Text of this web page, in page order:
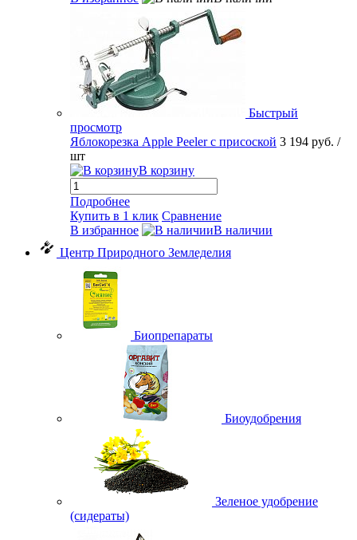
Быстрый
просмотр
Яблокорезка Apple Peeler с присоской 3 194 руб. /
шт
В корзину
Подробнее
Купить в 1 клик Сравнение
В избранное
В наличии
Центр Природного Земледелия
Биопрепараты
Биоудобрения
Зеленое удобрение
(сидераты)